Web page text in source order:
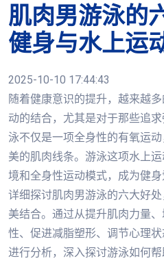
肌肉男游泳的
健身与水上运
2025-10-10 17:44:43
随着健康意识的提升，越来越
动的结合，尤其是对于那些追
泳不仅是一项全身性的有氧运
美的肌肉线条。游泳这项水上
境和全身性运动模式，成为健
详细探讨肌肉男游泳的六大好
美结合。通过从提升肌肉力量
性、促进减脂塑形、调节心理
进行分析，深入探讨游泳如何